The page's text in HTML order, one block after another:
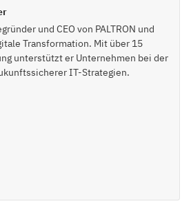
und CEO von PALTRON und
Transformation. Mit über 15
unterstützt er Unternehmen bei der
IT-Strategien.